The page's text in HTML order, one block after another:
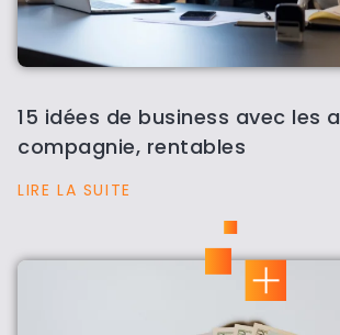
15 idées de business avec les
compagnie, rentables
LIRE LA SUITE